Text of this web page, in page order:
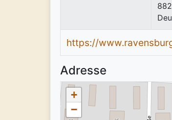
https://
Adresse
+
−